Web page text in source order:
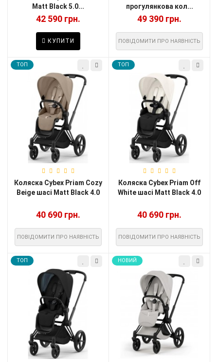
Matt Black 5.0...
42 590 грн.
КУПИТИ
прогулянкова кол...
49 390 грн.
ПОВІДОМИТИ ПРО НАЯВНІСТЬ
TOП
Коляска Cybex Priam Cozy
Beige шасі Matt Black 4.0
40 690 грн.
ПОВІДОМИТИ ПРО НАЯВНІСТЬ
TOП
Коляска Cybex Priam Off
White шасі Matt Black 4.0
40 690 грн.
ПОВІДОМИТИ ПРО НАЯВНІСТЬ
TOП НОВИЙ